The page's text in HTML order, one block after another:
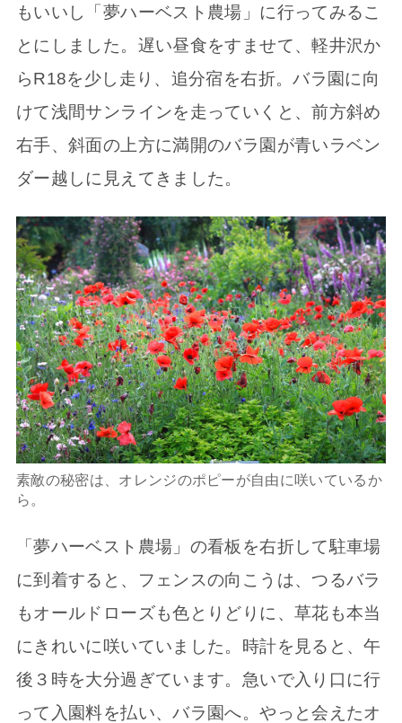
もいいし「夢ハーベスト農場」に行ってみるこ
とにしました。遅い昼食をすませて、軽井沢か
らR18を少し走り、追分宿を右折。バラ園に向
けて浅間サンラインを走っていくと、前方斜め
右手、斜面の上方に満開のバラ園が青いラベン
ダー越しに見えてきました。
素敵の秘密は、オレンジのポピーが自由に咲いているか
ら。
「夢ハーベスト農場」の看板を右折して駐車場
に到着すると、フェンスの向こうは、つるバラ
もオールドローズも色とりどりに、草花も本当
にきれいに咲いていました。時計を見ると、午
後３時を大分過ぎています。急いで入り口に行
って入園料を払い、バラ園へ。やっと会えたオ